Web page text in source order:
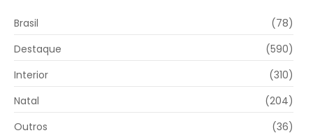
Brasil
(78)
Destaque
(590)
Interior
(310)
Natal
(204)
Outros
(36)